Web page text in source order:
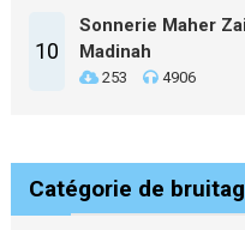
10
Sonnerie Maher
Madinah
253 4906
Catégorie de